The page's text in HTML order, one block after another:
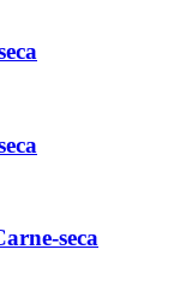
seca